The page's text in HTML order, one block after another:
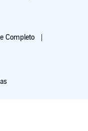
Completo